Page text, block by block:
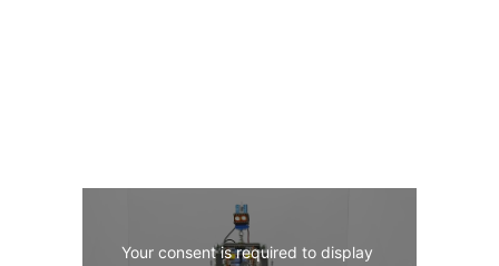
Your consent is required to display